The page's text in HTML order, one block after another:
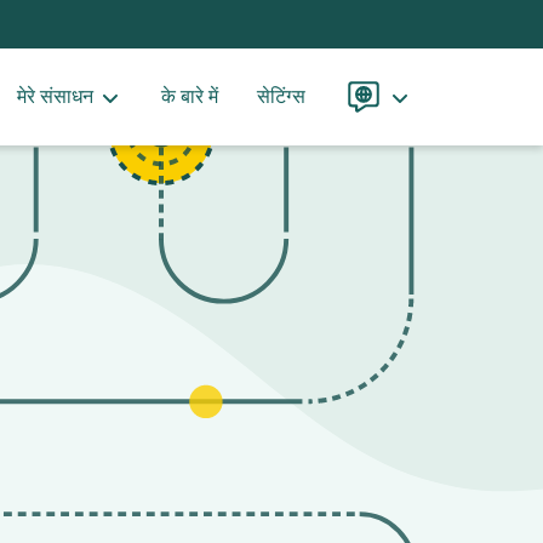
मेरे संसाधन के बारे में सेटिंग्स
भाषा